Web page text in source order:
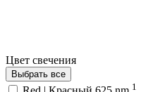
Цвет свечения
Выбрать все
1